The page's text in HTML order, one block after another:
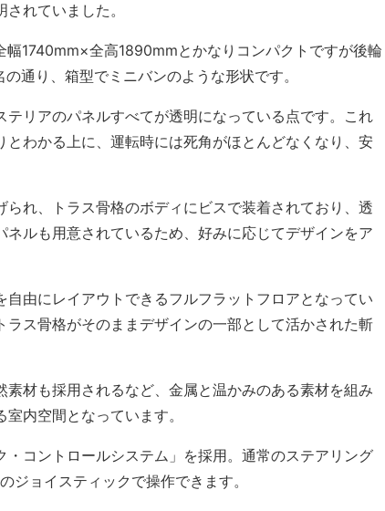
れていました。
1740mm×全高1890mmとかなりコンパクトですが後輪
通り、箱型でミニバンのような形状です。
リアのパネルすべてが透明になっている点です。これ
わかる上に、運転時には死角がほとんどなくなり、安
れ、トラス骨格のボディにビスで装着されており、透
ルも用意されているため、好みに応じてデザインをア
由にレイアウトできるフルフラットフロアとなってい
ラス骨格がそのままデザインの一部として活かされた斬
材も採用されるなど、金属と温かみのある素材を組み
内空間となっています。
コントロールシステム」を採用。通常のステアリング
ジョイスティックで操作できます。